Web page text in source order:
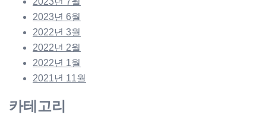
2023년 6월
2022년 3월
2022년 2월
2022년 1월
2021년 11월
카테고리